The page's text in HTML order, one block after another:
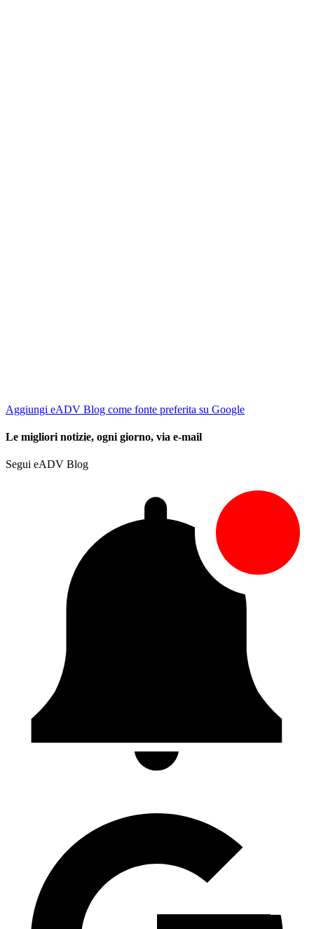
Aggiungi eADV Blog come fonte preferita su Google
Le migliori notizie, ogni giorno, via e-mail
Segui eADV Blog